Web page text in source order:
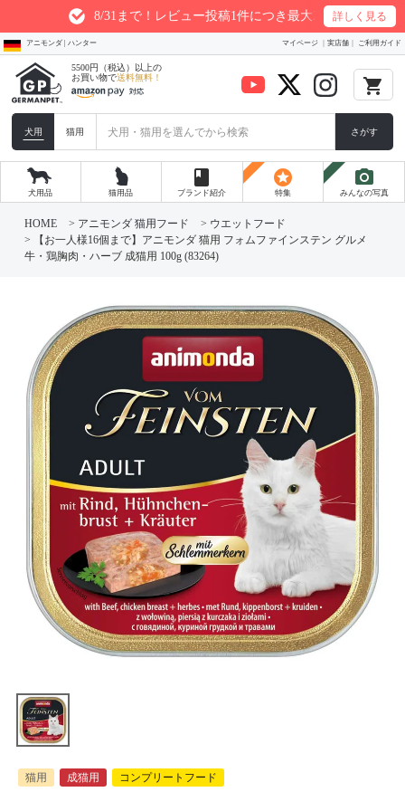
8/31まで！レビュー投稿1件につき最大200ptプレゼント
詳しく見る
アニモンダ | ハンター マイページ 実店舗 ご利用ガイド
5500円（税込）以上の
お買い物で送料無料！ local_grocery_store
犬用 猫用 さがす
犬用品 猫用品
book
ブランド紹介
stars
特集
photo_camera
みんなの写真
HOME アニモンダ 猫用フード
ウエットフード
【お一人様16個まで】アニモンダ 猫用 フォムファインステン グルメ
牛・鶏胸肉・ハーブ 成猫用 100g (83264)
猫用 成猫用 コンプリートフード